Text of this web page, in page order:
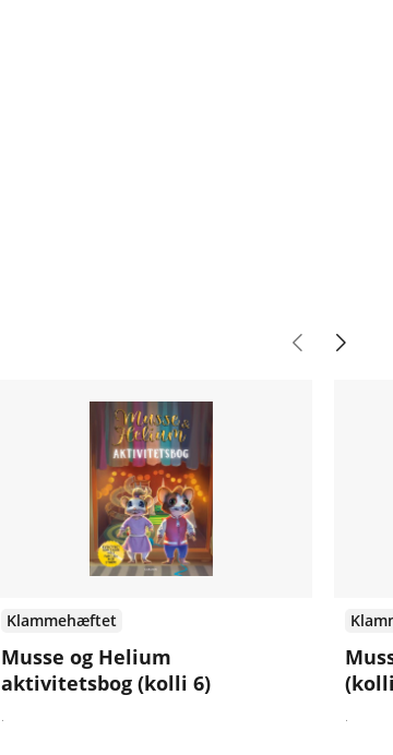
Klammehæftet
Musse og Helium
aktivitetsbog (kolli 6)
. .